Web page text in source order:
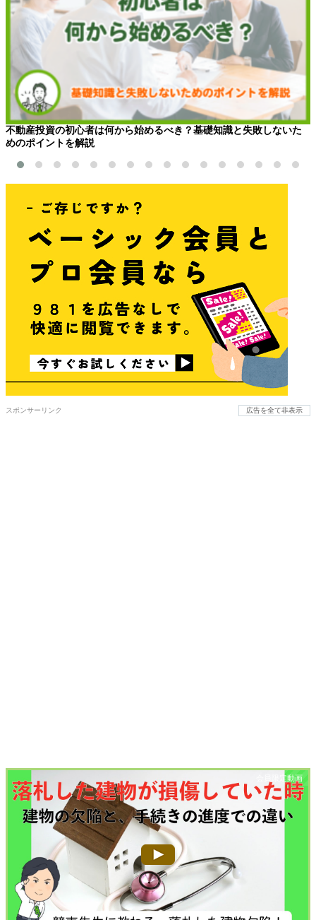
不動産投資の初心者は何から始めるべき？基礎知識と失敗しないた
めのポイントを解説
スポンサーリンク 広告を全て非表示